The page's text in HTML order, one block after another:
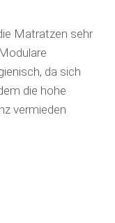
Matratzen sehr
da sich
die hohe
vermieden